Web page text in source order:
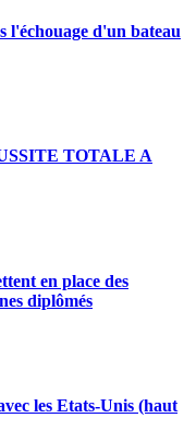
l'échouage d'un bateau
TOTALE A
en place des
diplômés
les Etats-Unis (haut